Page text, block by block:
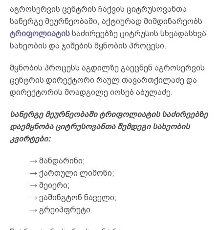
აგროსერვის ცენტრის ჩაქვის ციტრუსოვანთა
სანერგე მეურნეობაში, აქტიურად მიმდინარეობს
ტრიფოლიატის საძირეებზე ციტრუსის სხვადასხვა
სახეობის და ჯიშების მყნობის პროცესი.
მყნობის პროცესს აგდილზე გაეცნენ აგროსერვის
ცენტრის დირექტორი რაულ თავართქილაძე და
დირექტორის მოადგილე იოსებ აბულაძე.
სანერგე მეურნეობაში ტრიფოლიატის საძირეებზე
დაემყნობა ციტრუსოვანთა შემდეგი სახეობის
კვირტები:
→ მანდარინი;
→ ქართული ლიმონი;
→ მეიერი;
→ ვაშინგტონ ნაველი;
→ გრეიპფრუტი.